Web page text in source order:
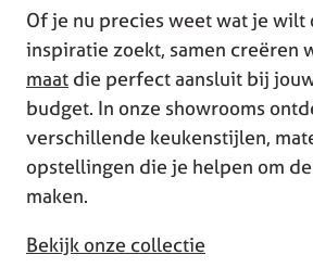
Of je nu precies weet wat je wilt
inspiratie zoekt, samen creëren
maat die perfect aansluit bij
budget. In onze showrooms
verschillende keukenstijlen,
opstellingen die je helpen om
maken.
Bekijk onze collectie